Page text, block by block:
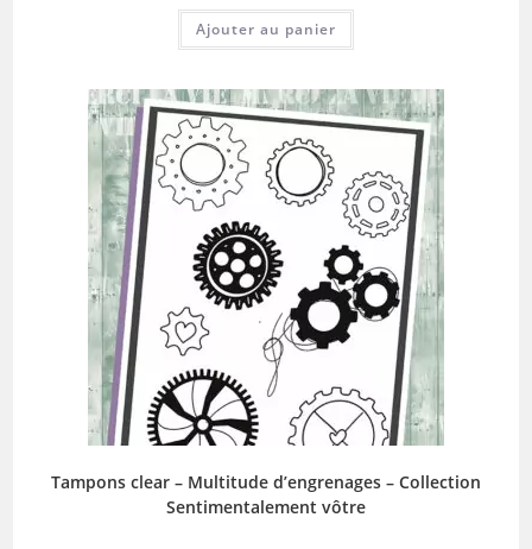
Ajouter au panier
Tampons clear – Multitude d’engrenages – Collection
Sentimentalement vôtre